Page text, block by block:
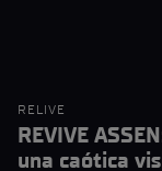
RELIVE
REVIVE
una caótica